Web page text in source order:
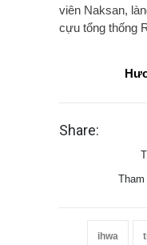
viên Naksan,
cựu tổng thống
Share:
Tham
ihwa